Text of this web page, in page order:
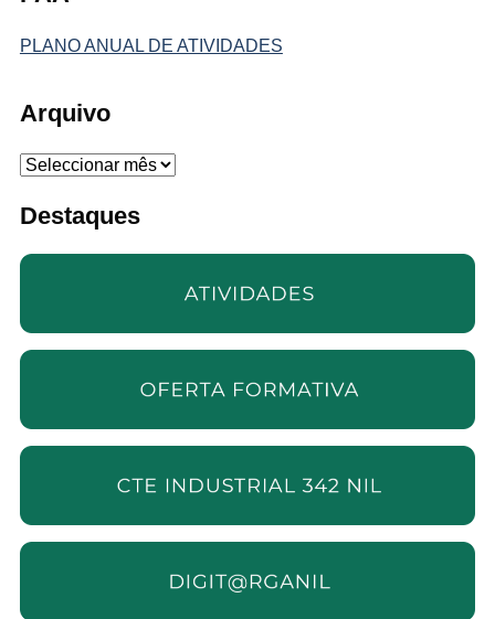
PLANO ANUAL DE ATIVIDADES
Arquivo
Arquivo
Destaques